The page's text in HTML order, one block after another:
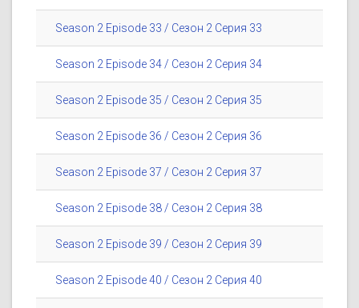
Season 2 Episode 33 / Сезон 2 Серия 33
Season 2 Episode 34 / Сезон 2 Серия 34
Season 2 Episode 35 / Сезон 2 Серия 35
Season 2 Episode 36 / Сезон 2 Серия 36
Season 2 Episode 37 / Сезон 2 Серия 37
Season 2 Episode 38 / Сезон 2 Серия 38
Season 2 Episode 39 / Сезон 2 Серия 39
Season 2 Episode 40 / Сезон 2 Серия 40